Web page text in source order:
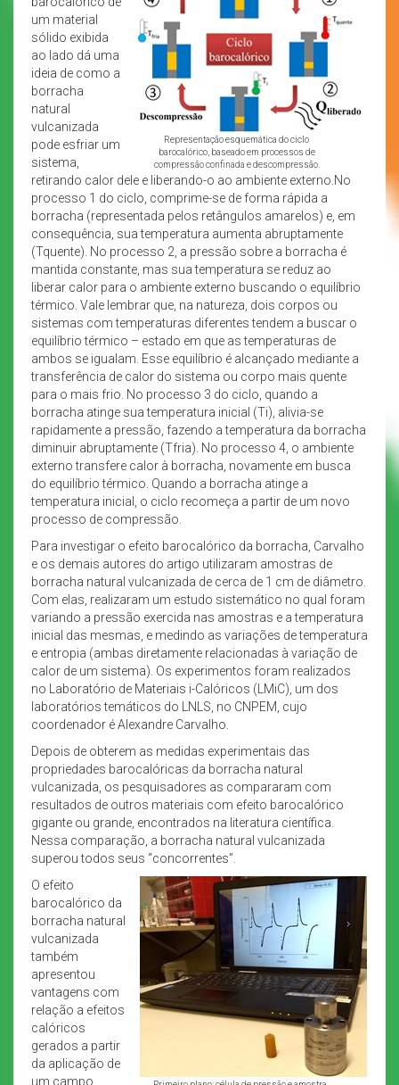
Representação esquemática do ciclo
barocalórico, baseado em processos de
compressão confinada e descompressão.
um material
sólido exibida
ao lado dá uma
ideia de como a
borracha
natural
vulcanizada
pode esfriar um
sistema,
retirando calor dele e liberando-o ao ambiente externo.No
processo 1 do ciclo, comprime-se de forma rápida a
borracha (representada pelos retângulos amarelos) e, em
consequência, sua temperatura aumenta abruptamente
(Tquente). No processo 2, a pressão sobre a borracha é
mantida constante, mas sua temperatura se reduz ao
liberar calor para o ambiente externo buscando o equilíbrio
térmico. Vale lembrar que, na natureza, dois corpos ou
sistemas com temperaturas diferentes tendem a buscar o
equilíbrio térmico – estado em que as temperaturas de
ambos se igualam. Esse equilíbrio é alcançado mediante a
transferência de calor do sistema ou corpo mais quente
para o mais frio. No processo 3 do ciclo, quando a
borracha atinge sua temperatura inicial (Ti), alivia-se
rapidamente a pressão, fazendo a temperatura da borracha
diminuir abruptamente (Tfria). No processo 4, o ambiente
externo transfere calor à borracha, novamente em busca
do equilíbrio térmico. Quando a borracha atinge a
temperatura inicial, o ciclo recomeça a partir de um novo
processo de compressão.
Para investigar o efeito barocalórico da borracha, Carvalho
e os demais autores do artigo utilizaram amostras de
borracha natural vulcanizada de cerca de 1 cm de diâmetro.
Com elas, realizaram um estudo sistemático no qual foram
variando a pressão exercida nas amostras e a temperatura
inicial das mesmas, e medindo as variações de temperatura
e entropia (ambas diretamente relacionadas à variação de
calor de um sistema). Os experimentos foram realizados
no Laboratório de Materiais i-Calóricos (LMiC), um dos
laboratórios temáticos do LNLS, no CNPEM, cujo
coordenador é Alexandre Carvalho.
Depois de obterem as medidas experimentais das
propriedades barocalóricas da borracha natural
vulcanizada, os pesquisadores as compararam com
resultados de outros materiais com efeito barocalórico
gigante ou grande, encontrados na literatura científica.
Nessa comparação, a borracha natural vulcanizada
superou todos seus “concorrentes”.
O efeito
barocalórico da
borracha natural
vulcanizada
também
apresentou
vantagens com
relação a efeitos
calóricos
gerados a partir
da aplicação de
um campo